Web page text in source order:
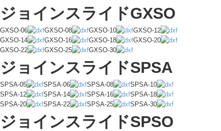
ジョインスライドGXSO
GXSO-06 GXSO-08 GXSO-10
GXSO-12
GXSO-14
GXSO-16 GXSO-18
GXSO-20
GXSO-22
GXSO-25 GXSO-30
ジョインスライドSPSA
SPSA-05 SPSA-06 SPSA-08
SPSA-10
SPSA-12
SPSA-14 SPSA-16
SPSA-18
SPSA-20
SPSA-22 SPSA-25 SPSA-30
ジョインスライドSPSO